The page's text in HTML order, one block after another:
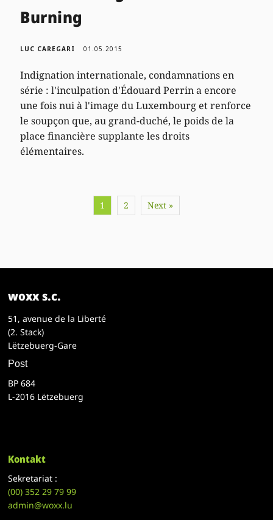
Burning
LUC CAREGARI 01.05.2015
Indignation internationale, condamnations en
série : l'inculpation d'Édouard Perrin a encore
une fois nui à l'image du Luxembourg et renforce
le soupçon que, au grand-duché, le poids de la
place financière supplante les droits
élémentaires.
1 2 Next »
woxx s.c.
51, avenue de la Liberté
(2. Stack)
Lëtzebuerg-Gare
Post
BP 684
L-2016 Lëtzebuerg
Kontakt
Sekretariat :
(00)352 29 79 99
admin@woxx.lu